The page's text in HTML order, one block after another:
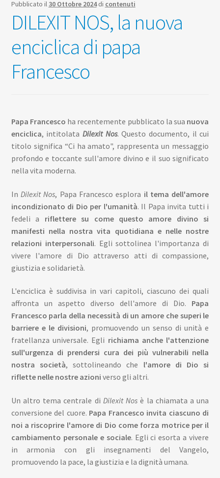
Scuola
Contatti
Don Bosco
Pubblicato il 30 Ottobre 2024 di contenuti
DILEXIT NOS, la nuova
enciclica di papa
Francesco
Papa Francesco ha recentemente pubblicato la sua nuova
enciclica, intitolata Dilexit Nos. Questo documento, il cui
titolo significa “Ci ha amato", rappresenta un messaggio
profondo e toccante sull'amore divino e il suo significato
nella vita moderna.
In Dilexit Nos, Papa Francesco esplora il tema dell'amore
incondizionato di Dio per l'umanità. Il Papa invita tutti i
fedeli a riflettere su come questo amore divino si
manifesti nella nostra vita quotidiana e nelle nostre
relazioni interpersonali. Egli sottolinea l'importanza di
vivere l'amore di Dio attraverso atti di compassione,
giustizia e solidarietà.
L'enciclica è suddivisa in vari capitoli, ciascuno dei quali
affronta un aspetto diverso dell'amore di Dio. Papa
Francesco parla della necessità di un amore che superi le
barriere e le divisioni, promuovendo un senso di unità e
fratellanza universale. Egli richiama anche l'attenzione
sull'urgenza di prendersi cura dei più vulnerabili nella
nostra società, sottolineando che l'amore di Dio si
riflette nelle nostre azioni verso gli altri.
Un altro tema centrale di Dilexit Nos è la chiamata a una
conversione del cuore. Papa Francesco invita ciascuno di
noi a riscoprire l'amore di Dio come forza motrice per il
cambiamento personale e sociale. Egli ci esorta a vivere
in armonia con gli insegnamenti del Vangelo,
promuovendo la pace, la giustizia e la dignità umana.